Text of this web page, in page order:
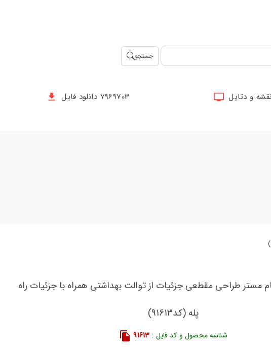
جستجو
7969703 دانلود فایل
مستر طراحی مقطعی جزئیات از توالت بهداشتی همراه با جزئیات راه
پله (کد91613)
شناسه محصول و کد فایل : 91613